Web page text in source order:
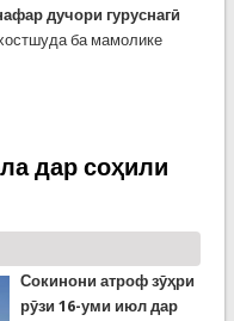
дучори гуруснагӣ
ба мамолике
хостори 10,3
дар соҳили
Сокинони атроф зӯҳри
рӯзи 16-уми июл дар